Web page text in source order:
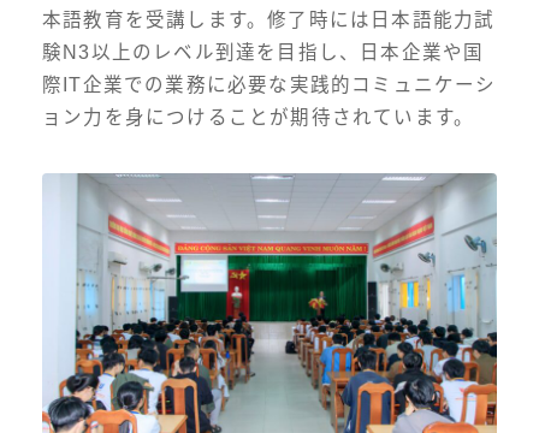
本語教育を受講します。修了時には日本語能力試
験N3以上のレベル到達を目指し、日本企業や国
際IT企業での業務に必要な実践的コミュニケーシ
ョン力を身につけることが期待されています。